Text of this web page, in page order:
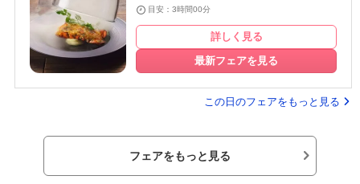
目安：3時間00分
詳しく見る
最新フェアを見る
この日のフェアをもっと見る
フェアをもっと見る